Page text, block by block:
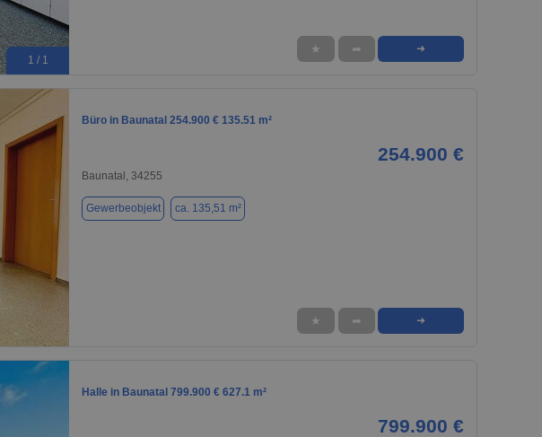
1 / 1
★ ➦ ➜
Büro in Baunatal 254.900 € 135.51 m²
254.900 €
Baunatal, 34255
Gewerbeobjekt ca. 135,51 m²
★ ➦ ➜
Halle in Baunatal 799.900 € 627.1 m²
799.900 €